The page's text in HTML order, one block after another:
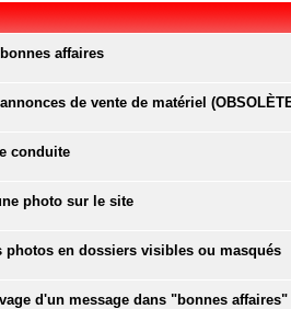
affaires
de vente de matériel
conduite
photo sur le site
photos en dossiers visibles ou masqués
d'un message dans "bonnes affaires"